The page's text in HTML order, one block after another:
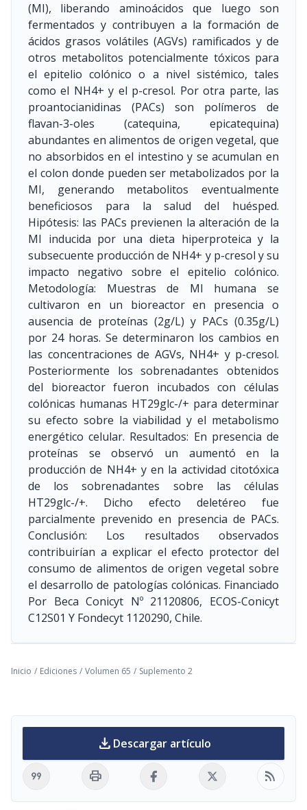
(MI), liberando aminoácidos que luego son
fermentados y contribuyen a la formación de
ácidos grasos volátiles (AGVs) ramificados y de
otros metabolitos potencialmente tóxicos para
el epitelio colónico o a nivel sistémico, tales
como el NH4+ y el p-cresol. Por otra parte, las
proantocianidinas (PACs) son polímeros de
flavan-3-oles (catequina, epicatequina)
abundantes en alimentos de origen vegetal, que
no absorbidos en el intestino y se acumulan en
el colon donde pueden ser metabolizados por la
MI, generando metabolitos eventualmente
beneficiosos para la salud del huésped.
Hipótesis: las PACs previenen la alteración de la
MI inducida por una dieta hiperproteica y la
subsecuente producción de NH4+ y p-cresol y su
impacto negativo sobre el epitelio colónico.
Metodología: Muestras de MI humana se
cultivaron en un bioreactor en presencia o
ausencia de proteínas (2g/L) y PACs (0.35g/L)
por 24 horas. Se determinaron los cambios en
las concentraciones de AGVs, NH4+ y p-cresol.
Posteriormente los sobrenadantes obtenidos
del bioreactor fueron incubados con células
colónicas humanas HT29glc-/+ para determinar
su efecto sobre la viabilidad y el metabolismo
energético celular. Resultados: En presencia de
proteínas se observó un aumentó en la
producción de NH4+ y en la actividad citotóxica
de los sobrenadantes sobre las células
HT29glc-/+. Dicho efecto deletéreo fue
parcialmente prevenido en presencia de PACs.
Conclusión: Los resultados observados
contribuirían a explicar el efecto protector del
consumo de alimentos de origen vegetal sobre
el desarrollo de patologías colónicas. Financiado
Por Beca Conicyt Nº 21120806, ECOS-Conicyt
C12S01 Y Fondecyt 1120290, Chile.
Inicio / Ediciones / Volumen 65 / Suplemento 2
download Descargar artículo
format_quote print rss_feed